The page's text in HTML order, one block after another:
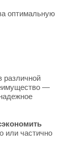
оптимальную
различной
—
или частично